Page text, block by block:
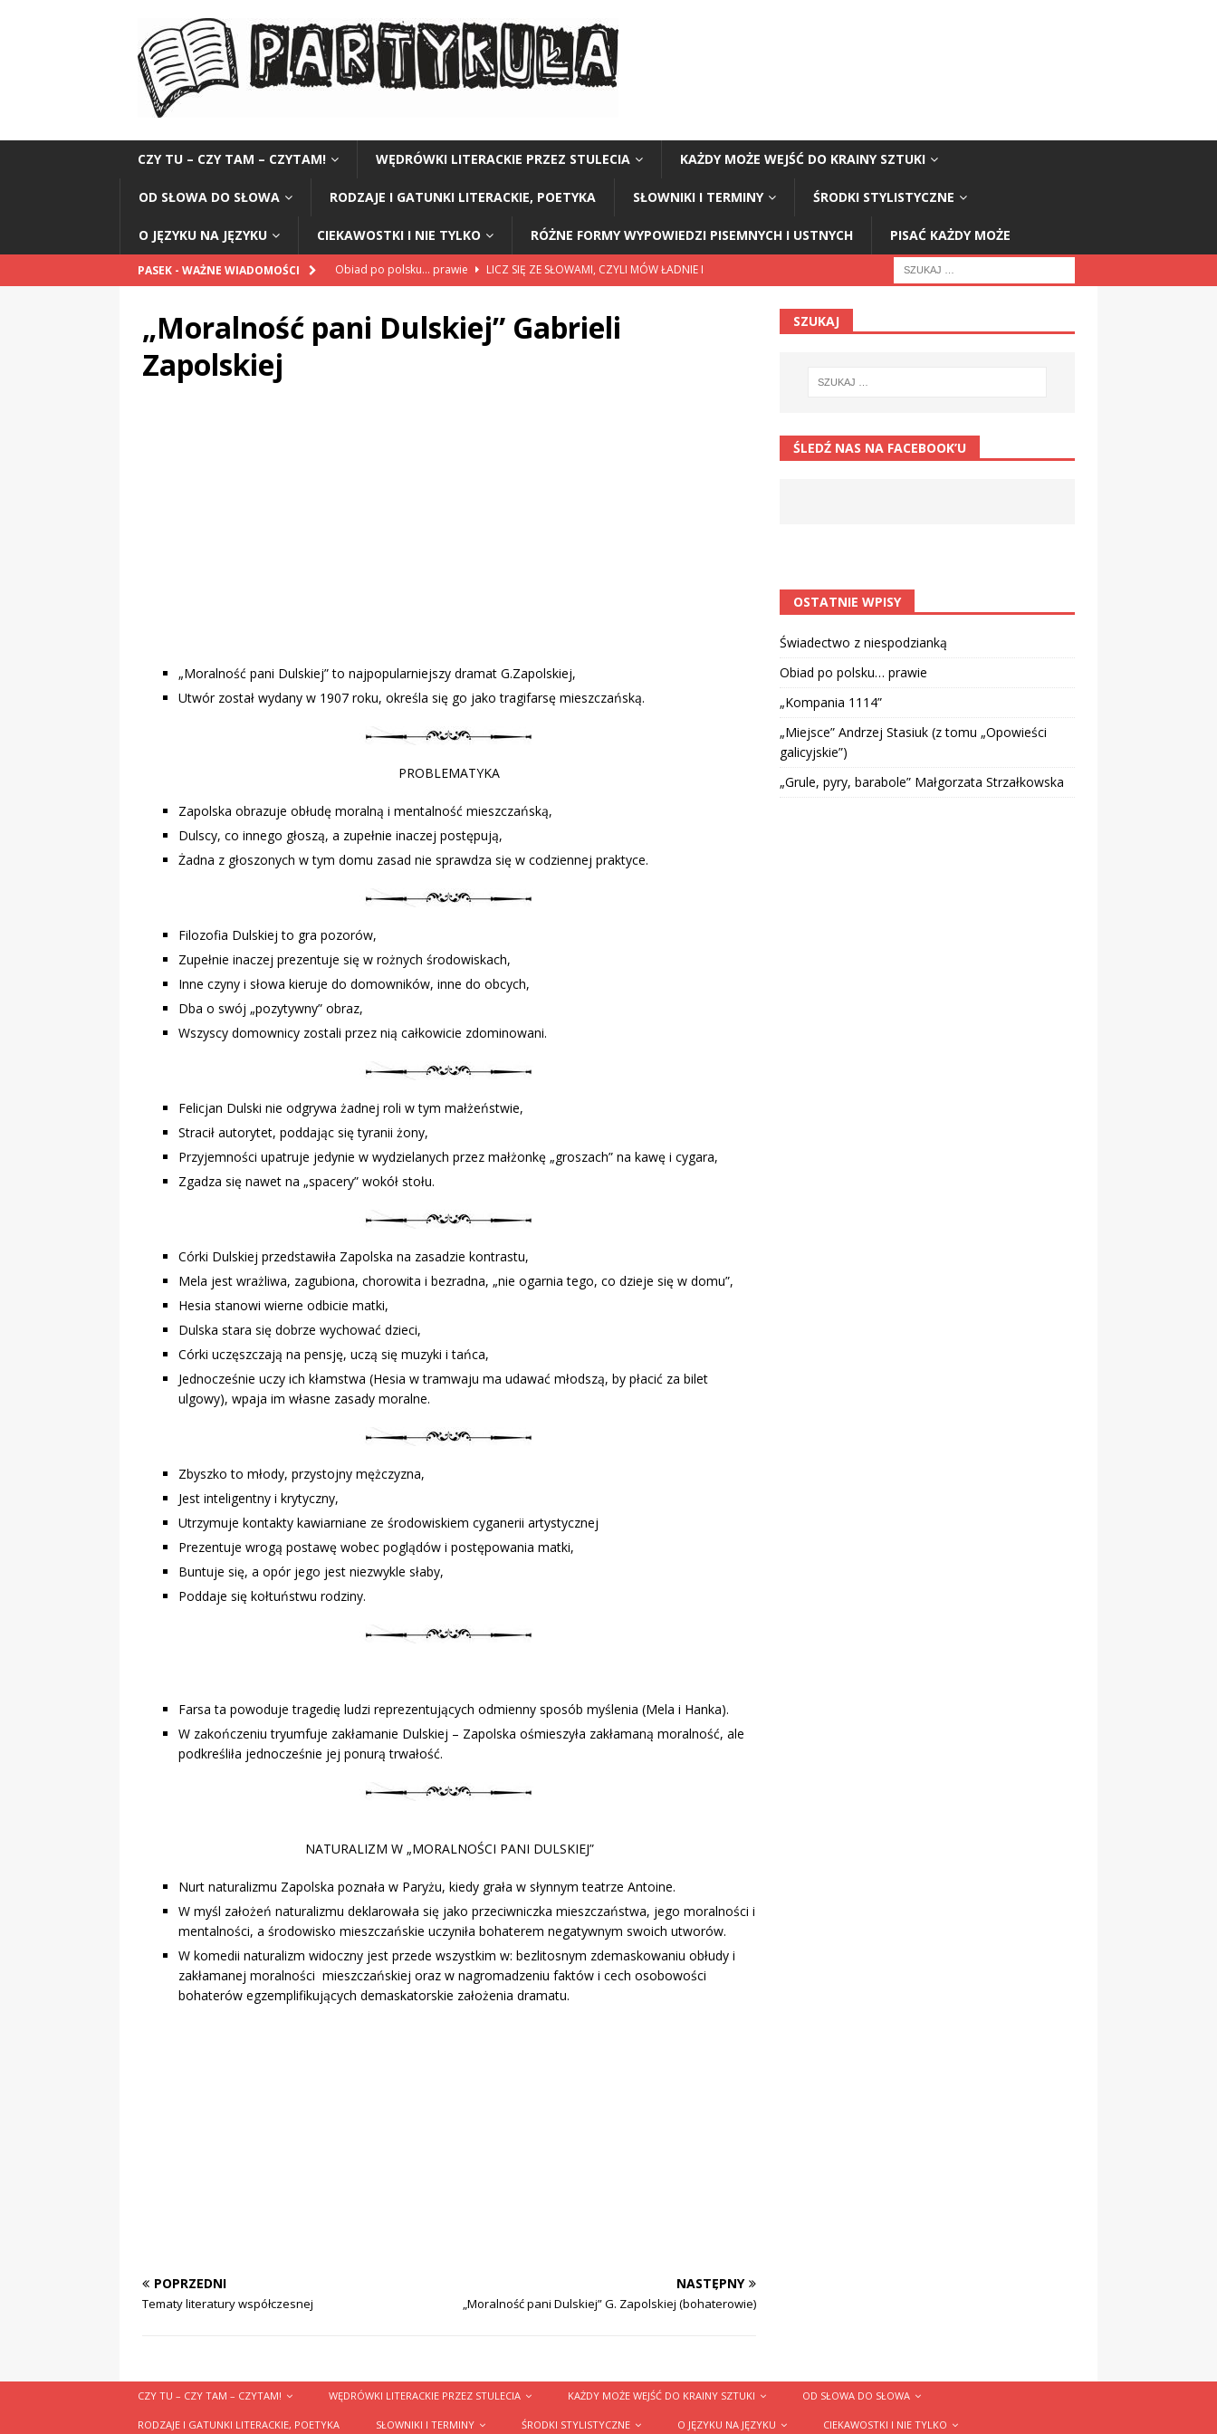
CZY TU – CZY TAM – CZYTAM! WĘDRÓWKI LITERACKIE PRZEZ STULECIA KAŻDY MOŻE WEJŚĆ DO KRAINY SZTUKI
OD SŁOWA DO SŁOWA RODZAJE I GATUNKI LITERACKIE, POETYKA SŁOWNIKI I TERMINY ŚRODKI STYLISTYCZNE
O JĘZYKU NA JĘZYKU CIEKAWOSTKI I NIE TYLKO RÓŻNE FORMY WYPOWIEDZI PISEMNYCH I USTNYCH PISAĆ KAŻDY MOŻE
PASEK - WAŻNE WIADOMOŚCI Obiad po polsku… prawie
LICZ SIĘ ZE SŁOWAMI, CZYLI MÓW ŁADNIE I
„Kompania 1114”
CZY TU - CZY TAM - CZYTAM!
„Moralność pani Dulskiej” Gabrieli
Zapolskiej
„Moralność pani Dulskiej” to najpopularniejszy dramat G.Zapolskiej,
Utwór został wydany w 1907 roku, określa się go jako tragifarsę mieszczańską.
PROBLEMATYKA
Zapolska obrazuje obłudę moralną i mentalność mieszczańską,
Dulscy, co innego głoszą, a zupełnie inaczej postępują,
Żadna z głoszonych w tym domu zasad nie sprawdza się w codziennej praktyce.
Filozofia Dulskiej to gra pozorów,
Zupełnie inaczej prezentuje się w rożnych środowiskach,
Inne czyny i słowa kieruje do domowników, inne do obcych,
Dba o swój „pozytywny” obraz,
Wszyscy domownicy zostali przez nią całkowicie zdominowani.
Felicjan Dulski nie odgrywa żadnej roli w tym małżeństwie,
Stracił autorytet, poddając się tyranii żony,
Przyjemności upatruje jedynie w wydzielanych przez małżonkę „groszach” na kawę i cygara,
Zgadza się nawet na „spacery” wokół stołu.
Córki Dulskiej przedstawiła Zapolska na zasadzie kontrastu,
Mela jest wrażliwa, zagubiona, chorowita i bezradna, „nie ogarnia tego, co dzieje się w domu”,
Hesia stanowi wierne odbicie matki,
Dulska stara się dobrze wychować dzieci,
Córki uczęszczają na pensję, uczą się muzyki i tańca,
Jednocześnie uczy ich kłamstwa (Hesia w tramwaju ma udawać młodszą, by płacić za bilet
ulgowy), wpaja im własne zasady moralne.
Zbyszko to młody, przystojny mężczyzna,
Jest inteligentny i krytyczny,
Utrzymuje kontakty kawiarniane ze środowiskiem cyganerii artystycznej
Prezentuje wrogą postawę wobec poglądów i postępowania matki,
Buntuje się, a opór jego jest niezwykle słaby,
Poddaje się kołtuństwu rodziny.
Farsa ta powoduje tragedię ludzi reprezentujących odmienny sposób myślenia (Mela i Hanka).
W zakończeniu tryumfuje zakłamanie Dulskiej – Zapolska ośmieszyła zakłamaną moralność, ale
podkreśliła jednocześnie jej ponurą trwałość.
NATURALIZM W „MORALNOŚCI PANI DULSKIEJ”
Nurt naturalizmu Zapolska poznała w Paryżu, kiedy grała w słynnym teatrze Antoine.
W myśl założeń naturalizmu deklarowała się jako przeciwniczka mieszczaństwa, jego moralności i
mentalności, a środowisko mieszczańskie uczyniła bohaterem negatywnym swoich utworów.
W komedii naturalizm widoczny jest przede wszystkim w: bezlitosnym zdemaskowaniu obłudy i
zakłamanej moralności mieszczańskiej oraz w nagromadzeniu faktów i cech osobowości
bohaterów egzemplifikujących demaskatorskie założenia dramatu.
POPRZEDNI
Tematy literatury współczesnej
NASTĘPNY
„Moralność pani Dulskiej” G. Zapolskiej (bohaterowie)
SZUKAJ
ŚLEDŹ NAS NA FACEBOOK’U
OSTATNIE WPISY
Świadectwo z niespodzianką
Obiad po polsku… prawie
„Kompania 1114”
„Miejsce” Andrzej Stasiuk (z tomu „Opowieści
galicyjskie”)
„Grule, pyry, barabole” Małgorzata Strzałkowska
CZY TU – CZY TAM – CZYTAM! WĘDRÓWKI LITERACKIE PRZEZ STULECIA KAŻDY MOŻE WEJŚĆ DO KRAINY SZTUKI OD SŁOWA DO SŁOWA
RODZAJE I GATUNKI LITERACKIE, POETYKA SŁOWNIKI I TERMINY ŚRODKI STYLISTYCZNE O JĘZYKU NA JĘZYKU CIEKAWOSTKI I NIE TYLKO